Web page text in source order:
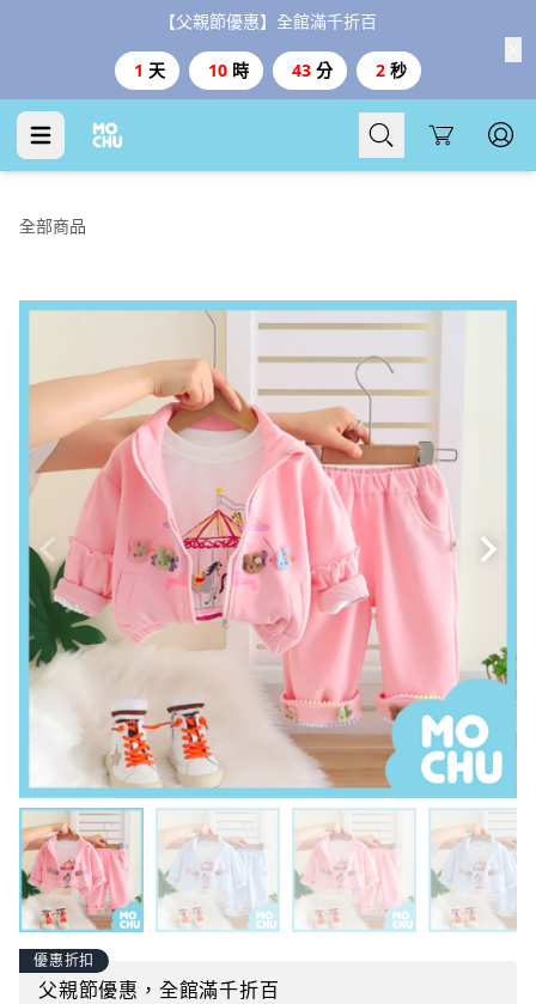
【父親節優惠】全館滿千折百
1 天 10 時 43 分 0 秒
Cart
全部商品
優惠折扣
父親節優惠，全館滿千折百